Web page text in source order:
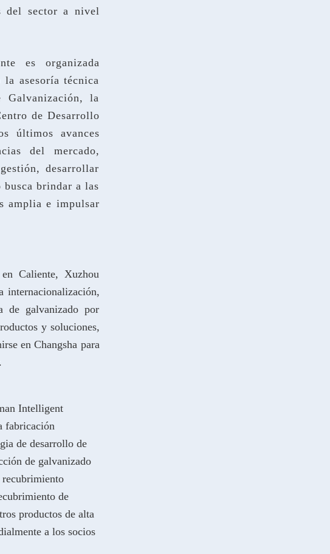
del sector a nivel
es organizada
asesoría técnica
la
de Desarrollo
últimos avances
del mercado,
desarrollar
brindar a las
amplia e impulsar
Caliente, Xuzhou
de galvanizado por
y soluciones,
en Changsha para
Intelligent
fabricación
de desarrollo de
de galvanizado
de
productos de alta
a los socios